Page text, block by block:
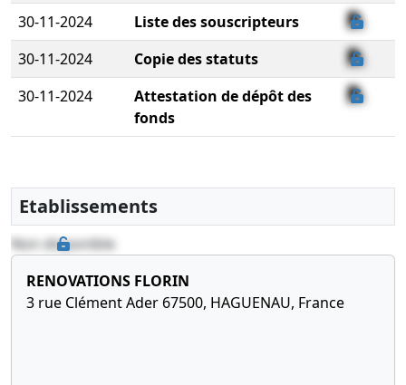
30-11-2024
Liste des souscripteurs
30-11-2024
Copie des statuts
30-11-2024
Attestation de dépôt des
fonds
Etablissements
Non disponible
RENOVATIONS FLORIN
3 rue Clément Ader 67500, HAGUENAU, France